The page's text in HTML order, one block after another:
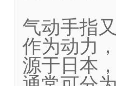
气动手指
作为动力
源于日本